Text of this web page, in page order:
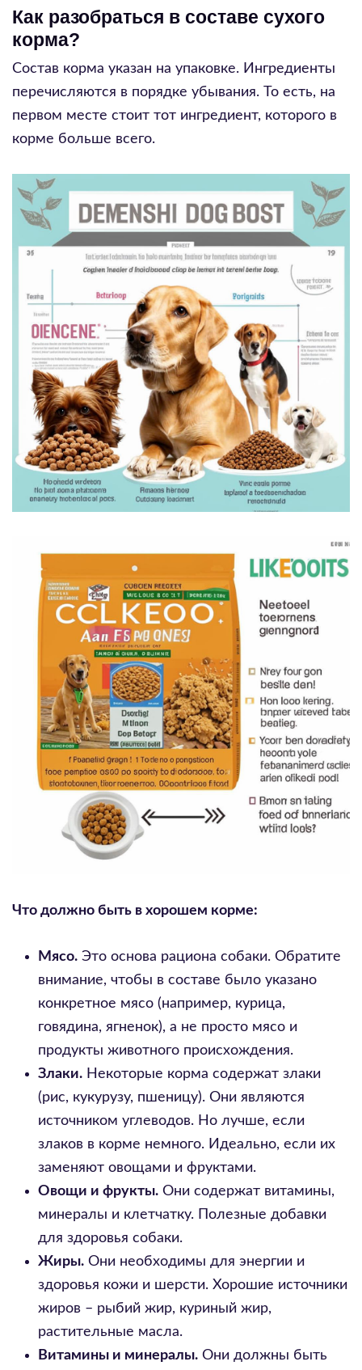
Как разобраться в составе сухого
корма?
Состав корма указан на упаковке. Ингредиенты
перечисляются в порядке убывания. То есть, на
первом месте стоит тот ингредиент, которого в
корме больше всего.
Что должно быть в хорошем корме:
Мясо. Это основа рациона собаки. Обратите
внимание, чтобы в составе было указано
конкретное мясо (например, курица,
говядина, ягненок), а не просто мясо и
продукты животного происхождения.
Злаки. Некоторые корма содержат злаки
(рис, кукурузу, пшеницу). Они являются
источником углеводов. Но лучше, если
злаков в корме немного. Идеально, если их
заменяют овощами и фруктами.
Овощи и фрукты. Они содержат витамины,
минералы и клетчатку. Полезные добавки
для здоровья собаки.
Жиры. Они необходимы для энергии и
здоровья кожи и шерсти. Хорошие источники
жиров – рыбий жир, куриный жир,
растительные масла.
Витамины и минералы. Они должны быть